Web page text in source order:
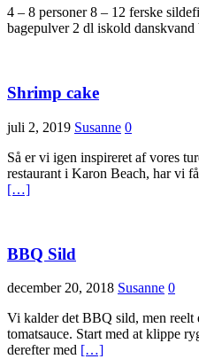
4 – 8 personer 8 – 12 ferske
bagepulver 2 dl iskold
Shrimp cake
juli 2, 2019 Susanne 0
Så er vi igen inspireret af vores
restaurant i Karon Beach, har vi
[…]
BBQ Sild
december 20, 2018 Susanne 0
Vi kalder det BBQ sild, men reelt
tomatsauce. Start med at klippe
derefter med […]